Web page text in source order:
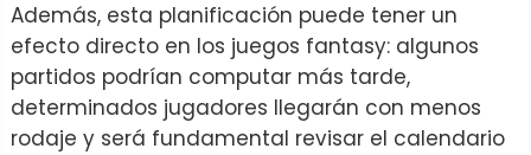
Además, esta planificación puede tener un
efecto directo en los juegos fantasy: algunos
partidos podrían computar más tarde,
determinados jugadores llegarán con menos
rodaje y será fundamental revisar el calendario